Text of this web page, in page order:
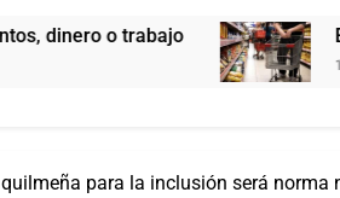
Economía en dos
19 Horas Atrás
para la inclusión será norma